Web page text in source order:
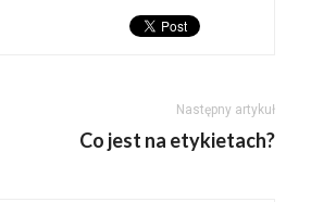
Następny artykuł
Co jest na etykietach?